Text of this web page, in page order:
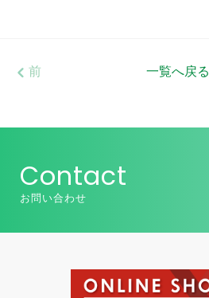
前 一覧へ戻る
Contact
お問い合わせ